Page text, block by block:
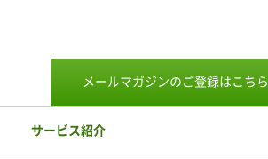
メールマガジンのご登録はこちら
サービス紹介